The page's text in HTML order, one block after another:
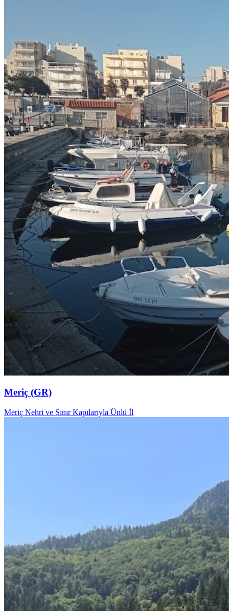
Meriç (GR)
Meriç Nehri ve Sınır Kapılarıyla Ünlü İl